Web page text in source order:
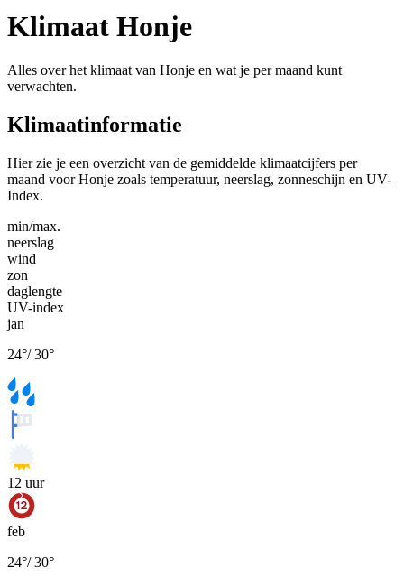
Klimaat Honje
Alles over het klimaat van Honje en wat je per maand kunt
verwachten.
Klimaatinformatie
Hier zie je een overzicht van de gemiddelde klimaatcijfers per
maand voor Honje zoals temperatuur, neerslag, zonneschijn en UV-
Index.
min/max.
neerslag
wind
zon
daglengte
UV-index
jan
24°/30°
12 uur
feb
24°/30°